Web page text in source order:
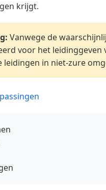
krijgt.
Vanwege de
voor het
in niet-zure